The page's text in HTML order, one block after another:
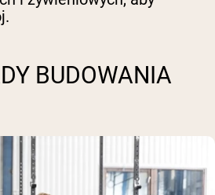
BUDOWANIA